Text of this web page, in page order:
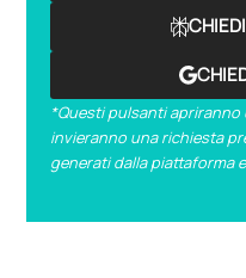
*Questi pulsanti apriranno
invieranno una richiesta
generati dalla piattaforma